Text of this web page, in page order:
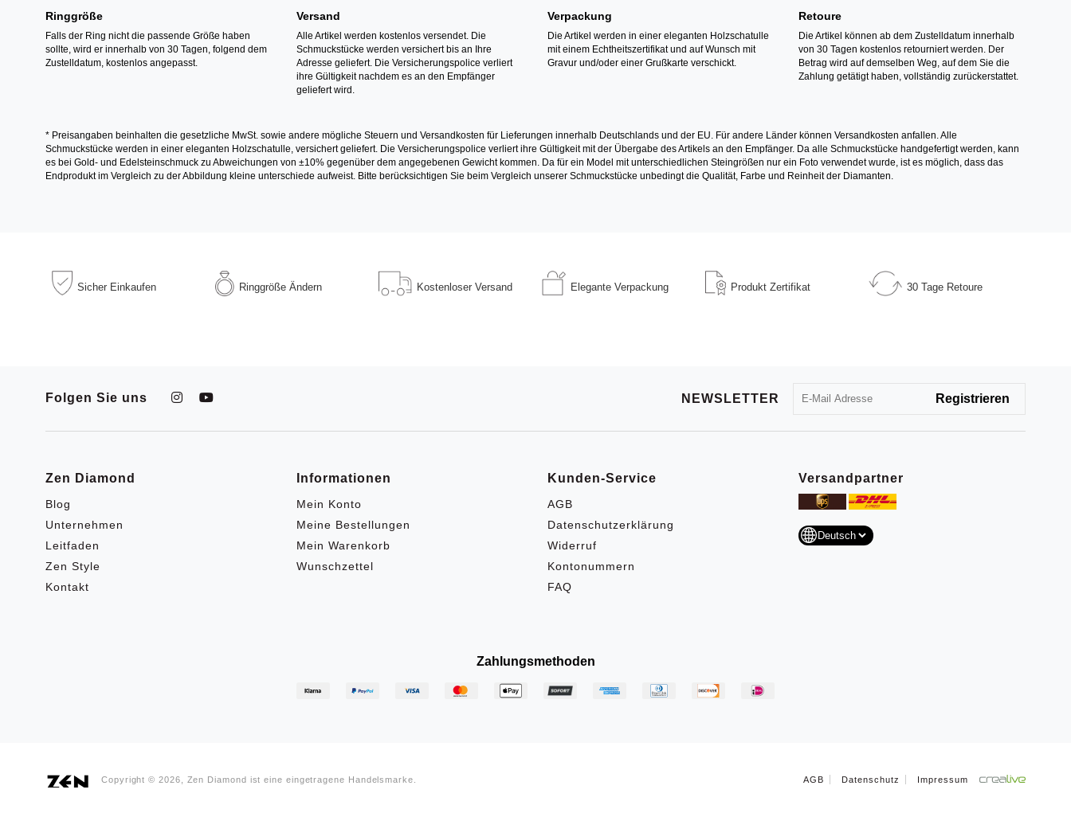
Ringgröße
Falls der Ring nicht die passende Größe haben
sollte, wird er innerhalb von 30 Tagen, folgend dem
Zustelldatum, kostenlos angepasst.
Versand
Alle Artikel werden kostenlos versendet. Die
Schmuckstücke werden versichert bis an Ihre
Adresse geliefert. Die Versicherungspolice verliert
ihre Gültigkeit nachdem es an den Empfänger
geliefert wird.
Verpackung
Die Artikel werden in einer eleganten Holzschatulle
mit einem Echtheitszertifikat und auf Wunsch mit
Gravur und/oder einer Grußkarte verschickt.
Retoure
Die Artikel können ab dem Zustelldatum innerhalb
von 30 Tagen kostenlos retourniert werden. Der
Betrag wird auf demselben Weg, auf dem Sie die
Zahlung getätigt haben, vollständig zurückerstattet.
* Preisangaben beinhalten die gesetzliche MwSt. sowie andere mögliche Steuern und Versandkosten für Lieferungen innerhalb Deutschlands und der EU. Für andere Länder können Versandkosten anfallen. Alle
Schmuckstücke werden in einer eleganten Holzschatulle, versichert geliefert. Die Versicherungspolice verliert ihre Gültigkeit mit der Übergabe des Artikels an den Empfänger. Da alle Schmuckstücke handgefertigt werden, kann
es bei Gold- und Edelsteinschmuck zu Abweichungen von ±10% gegenüber dem angegebenen Gewicht kommen. Da für ein Model mit unterschiedlichen Steingrößen nur ein Foto verwendet wurde, ist es möglich, dass das
Endprodukt im Vergleich zu der Abbildung kleine unterschiede aufweist. Bitte berücksichtigen Sie beim Vergleich unserer Schmuckstücke unbedingt die Qualität, Farbe und Reinheit der Diamanten.
Sicher Einkaufen RinggrößeÄndern Kostenloser Versand Elegante Verpackung Produkt Zertifikat 30 Tage Retoure
Folgen Sie uns NEWSLETTER
Zen Diamond
Blog
Unternehmen
Leitfaden
Zen Style
Kontakt
Informationen
Mein Konto
Meine Bestellungen
Mein Warenkorb
Wunschzettel
Kunden-Service
AGB
Datenschutzerklärung
Widerruf
Kontonummern
FAQ
Versandpartner
Zahlungsmethoden
Copyright © 2026, Zen Diamond ist eine eingetragene Handelsmarke. AGB Datenschutz Impressum